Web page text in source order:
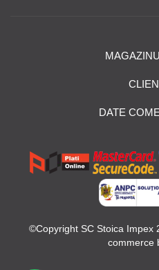
DATE
©Copyright SC Stoica Impex
commerce